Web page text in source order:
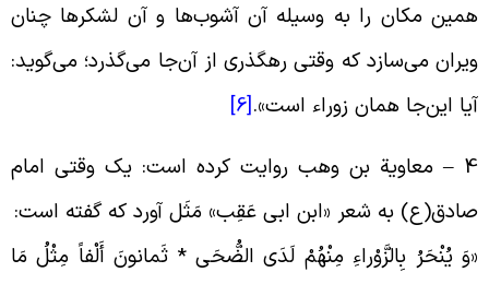
مکان را به وسیله آن آشوب‌ها و آن لشکرها چنان
می‌سازد که وقتى رهگذرى از آن‌جا می‌گذرد؛ می‌گوید:
این‌جا همان زوراء است».[6]
4 – معاویة بن وهب روایت کرده است: یک وقتى امام
به شعر «ابن ابی عَقِب» مَثَل آورد که گفته است:
یُنْحَرُ بِالزَّوْراءِ مِنْهُمْ لَدَى الضُّحَى * ثَمانونَ أَلْفاً مِثْلُ مَا